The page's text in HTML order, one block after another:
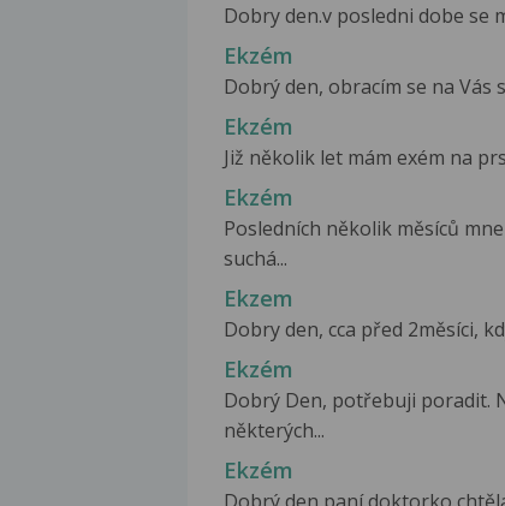
Dobry den.v posledni dobe se
Ekzém
Dobrý den, obracím se na Vás
Ekzém
Již několik let mám exém na
Ekzém
Posledních několik měsíců
suchá...
Ekzem
Dobry den, cca před 2měsíci,
Ekzém
Dobrý Den, potřebuji poradit.
některých...
Ekzém